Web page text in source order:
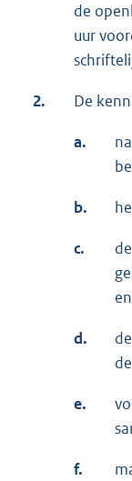
de
uur
2. De
a.
b.
c.
d.
e.
f.